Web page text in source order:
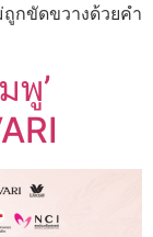
ถูกขัดขวางด้วยคำ
พู’